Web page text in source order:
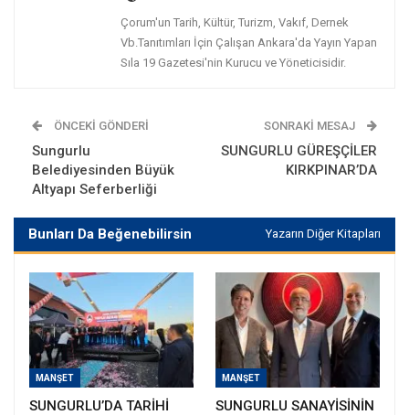
Çorum'un Tarih, Kültür, Turizm, Vakıf, Dernek
Vb.Tanıtımları İçin Çalışan Ankara'da Yayın Yapan
Sıla 19 Gazetesi'nin Kurucu ve Yöneticisidir.
ÖNCEKI GÖNDERI
Sungurlu
Belediyesinden Büyük
Altyapı Seferberliği
SONRAKI MESAJ
SUNGURLU GÜREŞÇİLER
KIRKPINAR’DA
Bunları Da Beğenebilirsin Yazarın Diğer Kitapları
MANŞET
SUNGURLU’DA TARİHİ
MANŞET
SUNGURLU SANAYİSİNİN